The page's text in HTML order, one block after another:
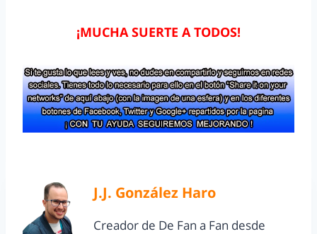
¡MUCHA SUERTE A TODOS!
J.J. González Haro
Creador de De Fan a Fan desde